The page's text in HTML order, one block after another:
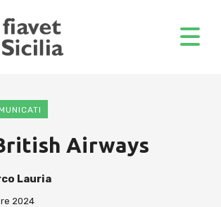
Airways
Lauria
2024